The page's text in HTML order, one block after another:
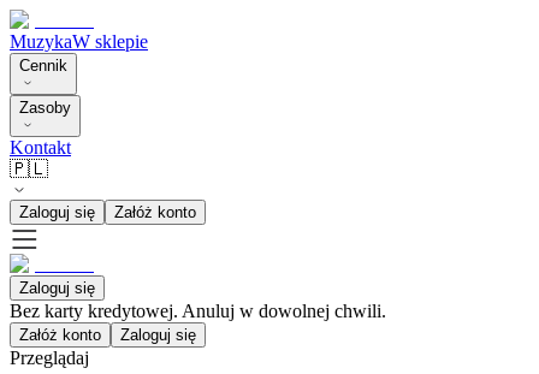
MuzykaW sklepie
Cennik
Zasoby
Kontakt
🇵🇱
Zaloguj się Załóż konto
Zaloguj się
Bez karty kredytowej. Anuluj w dowolnej chwili.
Załóż konto Zaloguj się
Przeglądaj